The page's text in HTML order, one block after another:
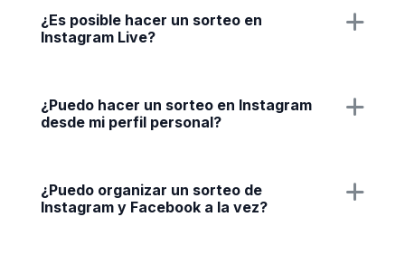
¿Es posible hacer un sorteo en
Instagram Live?
¿Puedo hacer un sorteo en Instagram
desde mi perfil personal?
¿Puedo organizar un sorteo de
Instagram y Facebook a la vez?